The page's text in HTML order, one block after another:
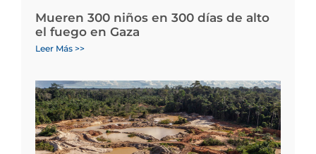
Mueren 300 niños en 300 días de alto
el fuego en Gaza
Leer Más >>